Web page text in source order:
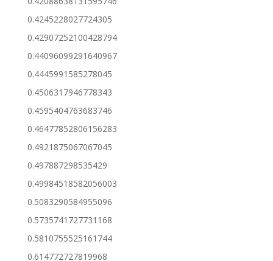
0.4245228027724305
0.42907252100428794
0.44096099291640967
0.4445991585278045
0.4506317946778343
0.4595404763683746
0.46477852806156283
0.4921875067067045
0.497887298535429
0.49984518582056003
0.5083290584955096
0.5735741727731168
0.5810755525161744
0.614772727819968